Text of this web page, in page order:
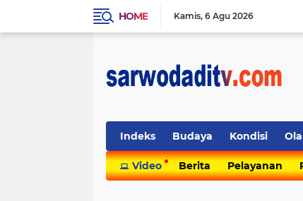
HOME Kamis 6 Agu 2026
Indeks Budaya Kondisi
Video Berita Pelayanan